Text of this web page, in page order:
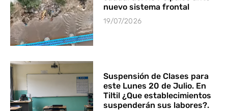
nuevo sistema frontal
19/07/2026
Suspensión de Clases para
este Lunes 20 de Julio. En
Tiltil ¿Que establecimientos
suspenderán sus labores?.